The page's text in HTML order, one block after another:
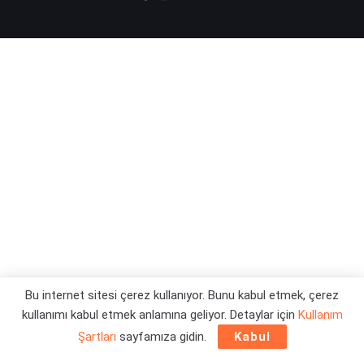
Bu internet sitesi çerez kullanıyor. Bunu kabul etmek, çerez
kullanımı kabul etmek anlamına geliyor. Detaylar için Kullanım
Şartları sayfamıza gidin. Kabul